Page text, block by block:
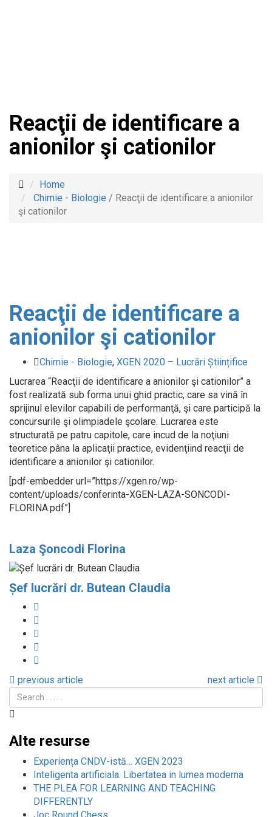
Reacţii de identificare a
anionilor şi cationilor
Home
Chimie - Biologie / Reacţii de identificare a anionilor
şi cationilor
Reacţii de identificare a
anionilor şi cationilor
Chimie - Biologie, XGEN 2020 – Lucrări Științifice
Lucrarea “Reacţii de identificare a anionilor şi cationilor” a
fost realizată sub forma unui ghid practic, care sa vină în
sprijinul elevilor capabili de performanţă, şi care participă la
concursurile şi olimpiadele şcolare. Lucrarea este
structurată pe patru capitole, care incud de la noţiuni
teoretice pâna la aplicaţii practice, evidenţiind reacţii de
identificare a anionilor şi cationilor.
[pdf-embedder url=”https://xgen.ro/wp-
content/uploads/conferinta-XGEN-LAZA-SONCODI-
FLORINA.pdf”]
Laza Şoncodi Florina
Șef lucrări dr. Butean Claudia
previous article next article
Alte resurse
Experiența CNDV-istă… XGEN 2023
Inteligenta artificiala. Libertatea in lumea moderna
THE PLEA FOR LEARNING AND TEACHING
DIFFERENTLY